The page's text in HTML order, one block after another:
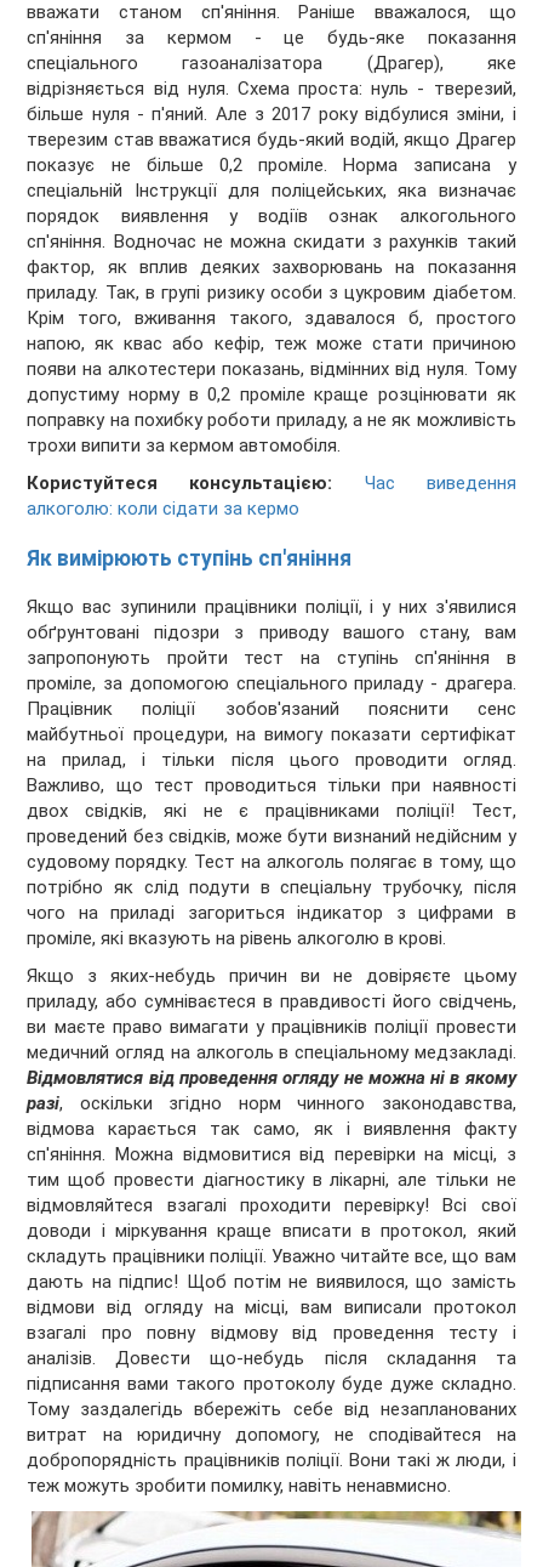
вважати станом сп'яніння. Раніше вважалося, що
сп'яніння за кермом - це будь-яке показання
спеціального газоаналізатора (Драгер), яке
відрізняється від нуля. Схема проста: нуль - тверезий,
більше нуля - п'яний. Але з 2017 року відбулися зміни, і
тверезим став вважатися будь-який водій, якщо Драгер
показує не більше 0,2 проміле. Норма записана у
спеціальній Інструкції для поліцейських, яка визначає
порядок виявлення у водіїв ознак алкогольного
сп'яніння. Водночас не можна скидати з рахунків такий
фактор, як вплив деяких захворювань на показання
приладу. Так, в групі ризику особи з цукровим діабетом.
Крім того, вживання такого, здавалося б, простого
напою, як квас або кефір, теж може стати причиною
появи на алкотестери показань, відмінних від нуля. Тому
допустиму норму в 0,2 проміле краще розцінювати як
поправку на похибку роботи приладу, а не як можливість
трохи випити за кермом автомобіля.
Користуйтеся консультацією: Час виведення
алкоголю: коли сідати за кермо
Як вимірюють ступінь сп'яніння
Якщо вас зупинили працівники поліції, і у них з'явилися
обґрунтовані підозри з приводу вашого стану, вам
запропонують пройти тест на ступінь сп'яніння в
проміле, за допомогою спеціального приладу - драгера.
Працівник поліції зобов'язаний пояснити сенс
майбутньої процедури, на вимогу показати сертифікат
на прилад, і тільки після цього проводити огляд.
Важливо, що тест проводиться тільки при наявності
двох свідків, які не є працівниками поліції! Тест,
проведений без свідків, може бути визнаний недійсним у
судовому порядку. Тест на алкоголь полягає в тому, що
потрібно як слід подути в спеціальну трубочку, після
чого на приладі загориться індикатор з цифрами в
проміле, які вказують на рівень алкоголю в крові.
Якщо з яких-небудь причин ви не довіряєте цьому
приладу, або сумніваєтеся в правдивості його свідчень,
ви маєте право вимагати у працівників поліції провести
медичний огляд на алкоголь в спеціальному медзакладі.
Відмовлятися від проведення огляду не можна ні в якому
разі, оскільки згідно норм чинного законодавства,
відмова карається так само, як і виявлення факту
сп'яніння. Можна відмовитися від перевірки на місці, з
тим щоб провести діагностику в лікарні, але тільки не
відмовляйтеся взагалі проходити перевірку! Всі свої
доводи і міркування краще вписати в протокол, який
складуть працівники поліції. Уважно читайте все, що вам
дають на підпис! Щоб потім не виявилося, що замість
відмови від огляду на місці, вам виписали протокол
взагалі про повну відмову від проведення тесту і
аналізів. Довести що-небудь після складання та
підписання вами такого протоколу буде дуже складно.
Тому заздалегідь вбережіть себе від незапланованих
витрат на юридичну допомогу, не сподівайтеся на
добропорядність працівників поліції. Вони такі ж люди, і
теж можуть зробити помилку, навіть ненавмисно.